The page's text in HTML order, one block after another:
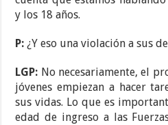
y los 18 años.
P:¿Y eso una violación a sus
LGP: No necesariamente, el
jóvenes empiezan a hacer
sus vidas. Lo que es
edad de ingreso a las